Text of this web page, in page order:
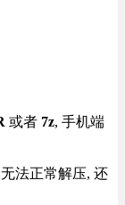
或者 7z, 手机端
法正常解压, 还